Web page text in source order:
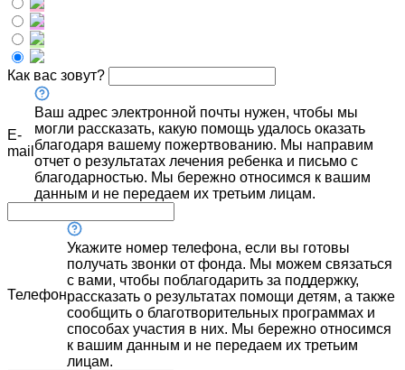
Как вас зовут?
E-
mail
Ваш адрес электронной почты нужен, чтобы мы
могли рассказать, какую помощь удалось оказать
благодаря вашему пожертвованию. Мы направим
отчет о результатах лечения ребенка и письмо с
благодарностью. Мы бережно относимся к вашим
данным и не передаем их третьим лицам.
Телефон
Укажите номер телефона, если вы готовы
получать звонки от фонда. Мы можем связаться
с вами, чтобы поблагодарить за поддержку,
рассказать о результатах помощи детям, а также
сообщить о благотворительных программах и
способах участия в них. Мы бережно относимся
к вашим данным и не передаем их третьим
лицам.